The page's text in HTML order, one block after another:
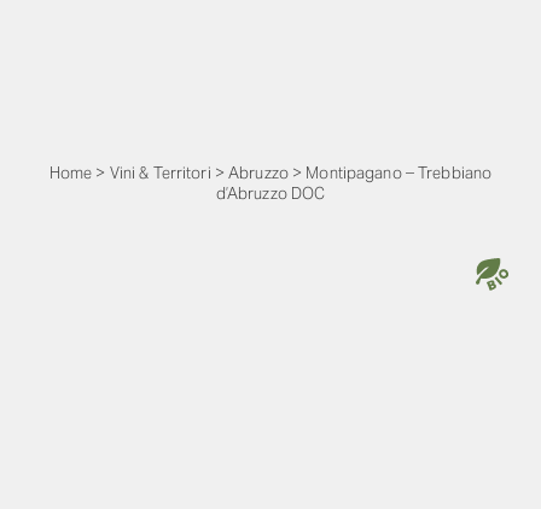
Home > Vini & Territori >Abruzzo> Montipagano – Trebbiano
d’Abruzzo DOC